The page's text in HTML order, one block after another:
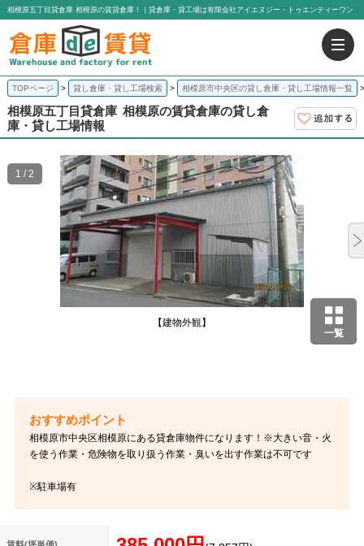
相模原五丁目貸倉庫 相模原の賃貸倉庫！｜貸倉庫・貸工場は有限会社アイエヌジー・トゥエンティーワン
TOPページ 貸し倉庫・貸し工場検索 相模原市中央区の貸し倉庫・貸し工場情報一覧
相模原五丁目貸倉庫 相模原の賃貸倉庫の貸し倉
庫・貸し工場情報
一覧
【建物外観】
1 / 2
相模原市中央区相模原にある貸倉庫物件になります！※大きい音・火
を使う作業・危険物を取り扱う作業・臭いを出す作業は不可です
※駐車場有